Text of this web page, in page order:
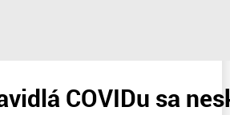
COVIDu sa